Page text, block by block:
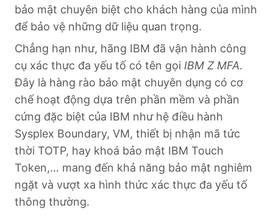
bảo mật chuyên biệt cho khách hàng của mình
để bảo vệ những dữ liệu quan trọng.
Chẳng hạn như, hãng IBM đã vận hành công
cụ xác thực đa yếu tố có tên gọi IBM Z MFA.
Đây là hàng rào bảo mật chuyên dụng có cơ
chế hoạt động dựa trên phần mềm và phần
cứng đặc biệt của IBM như hệ điều hành
Sysplex Boundary, VM, thiết bị nhận mã tức
thời TOTP, hay khoá bảo mật IBM Touch
Token,… mang đến khả năng bảo mật nghiêm
ngặt và vượt xa hình thức xác thực đa yếu tố
thông thường.